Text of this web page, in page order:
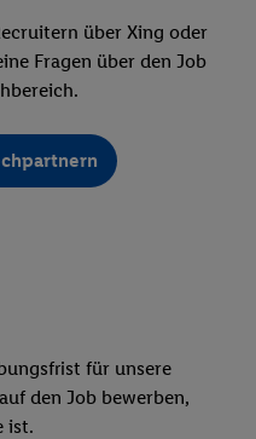
über Xing oder
Fragen über den Job
für unsere
den Job bewerben,
ist.